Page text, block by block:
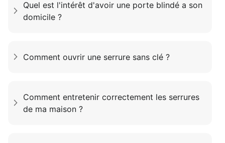
Quel est l'intérêt d'avoir une porte blindé a son
domicile ?
Comment ouvrir une serrure sans clé ?
Comment entretenir correctement les serrures
de ma maison ?